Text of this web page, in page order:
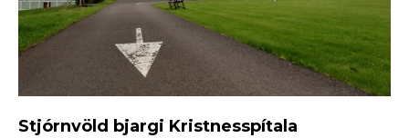
Stjórnvöld bjargi Kristnesspítala